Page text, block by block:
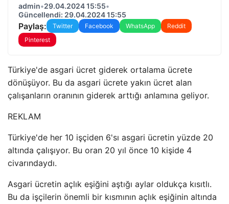
admin•29.04.2024 15:55•
Güncellendi: 29.04.2024 15:55
Paylaş: Twitter Facebook WhatsApp
Reddit
Pinterest
Türkiye'de asgari ücret giderek ortalama ücrete
dönüşüyor. Bu da asgari ücrete yakın ücret alan
çalışanların oranının giderek arttığı anlamına geliyor.
REKLAM
Türkiye'de her 10 işçiden 6'sı asgari ücretin yüzde 20
altında çalışıyor. Bu oran 20 yıl önce 10 kişide 4
civarındaydı.
Asgari ücretin açlık eşiğini aştığı aylar oldukça kısıtlı.
Bu da işçilerin önemli bir kısmının açlık eşiğinin altında